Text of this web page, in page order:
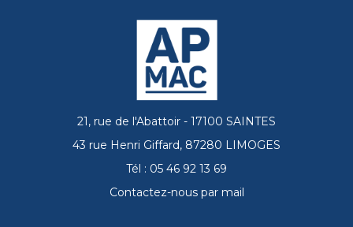
21, rue de l'Abattoir - 17100 SAINTES
43 rue Henri Giffard, 87280 LIMOGES
Tél : 05 46 92 13 69
Contactez-nous par mail